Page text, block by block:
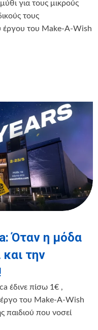
για τους μικρούς
τους
έργου του Make-A-Wish
Όταν η μόδα
την
έδινε πίσω 1€ ,
έργο του Make-A-Wish
παιδιού που νοσεί